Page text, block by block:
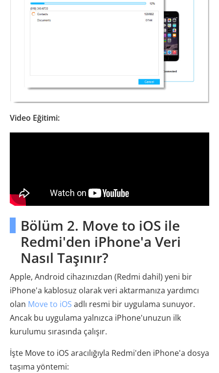
Video Eğitimi:
Bölüm 2. Move to iOS ile
Redmi'den iPhone'a Veri
Nasıl Taşınır?
Apple, Android cihazınızdan (Redmi dahil) yeni bir
iPhone'a kablosuz olarak veri aktarmanıza yardımcı
olan Move to iOS adlı resmi bir uygulama sunuyor.
Ancak bu uygulama yalnızca iPhone'unuzun ilk
kurulumu sırasında çalışır.
İşte Move to iOS aracılığıyla Redmi'den iPhone'a dosya
taşıma yöntemi: